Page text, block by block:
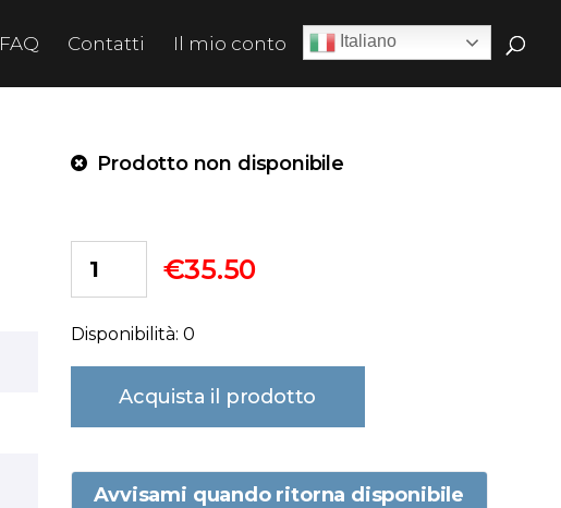
FAQ Contatti Il mio conto
Prodotto non disponibile
€35.50
Disponibilità: 0
Acquista il prodotto
Avvisami quando ritorna disponibile
Italiano